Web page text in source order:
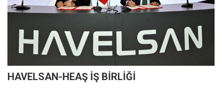
HAVELSAN-HEAŞ İŞ BİRLİĞİ